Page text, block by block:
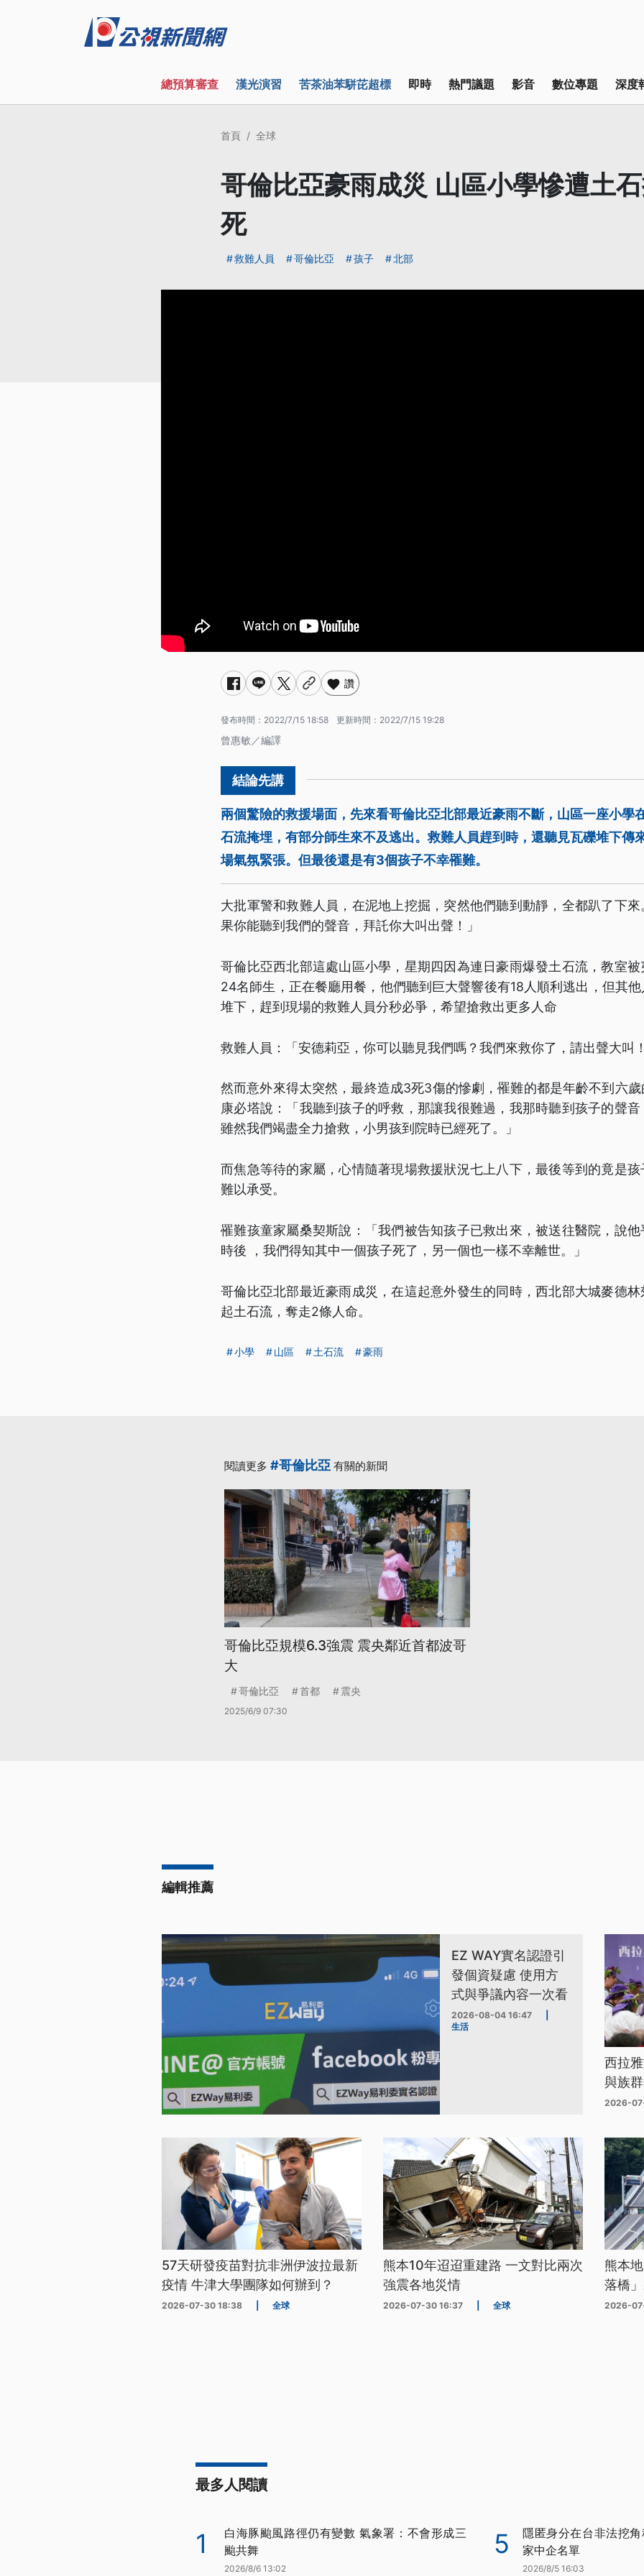
總預算審查 漢光演習 苦茶油苯駢芘超標 即時 熱門議題 影音 數位專題 深度
首頁 全球
哥倫比亞豪雨成災 山區小學慘遭土
死
救難人員 哥倫比亞 孩子 北部
讚
發布時間： 2022/7/15 18:58 更新時間： 2022/7/15 19:28
曾惠敏／編譯
兩個驚險的救援場面，先來看哥倫比亞北部最近豪雨不斷，山區一座小學
石流掩埋，有部分師生來不及逃出。救難人員趕到時，還聽見瓦礫堆下傳
場氣氛緊張。但最後還是有3個孩子不幸罹難。
大批軍警和救難人員，在泥地上挖掘，突然他們聽到動靜，全都趴了下
果你能聽到我們的聲音，拜託你大叫出聲！」
哥倫比亞西北部這處山區小學，星期四因為連日豪雨爆發土石流，教室
24名師生，正在餐廳用餐，他們聽到巨大聲響後有18人順利逃出，但其
堆下，趕到現場的救難人員分秒必爭，希望搶救出更多人命
救難人員：「安德莉亞，你可以聽見我們嗎？我們來救你了，請出聲大叫！
然而意外來得太突然，最終造成3死3傷的慘劇，罹難的都是年齡不到六
康必塔說：「我聽到孩子的呼救，那讓我很難過，我那時聽到孩子的聲音
雖然我們竭盡全力搶救，小男孩到院時已經死了。」
而焦急等待的家屬，心情隨著現場救援狀況七上八下，最後等到的竟是
難以承受。
罹難孩童家屬桑契斯說：「我們被告知孩子已救出來，被送往醫院，說
時後 ，我們得知其中一個孩子死了，另一個也一樣不幸離世。」
哥倫比亞北部最近豪雨成災，在這起意外發生的同時，西北部大城麥德
起土石流，奪走2條人命。
小學 山區 土石流 豪雨
閱讀更多 #哥倫比亞 有關的新聞
哥倫比亞規模6.3強震 震央鄰近首都波哥
大
哥倫比亞 首都 震央
2025/6/9 07:30
編輯推薦
EZ WAY實名認證引
發個資疑慮 使用方
式與爭議內容一次看
2026-08-04 16:47
生活
西拉
與族
2026-
57天研發疫苗對抗非洲伊波拉最新
疫情 牛津大學團隊如何辦到？
2026-07-30 18:38 全球
熊本10年迢迢重建路 一文對比兩次
強震各地災情
2026-07-30 16:37 全球
熊本
落橋
2026-
最多人閱讀
1
白海豚颱風路徑仍有變數 氣象署：不會形成三
颱共舞
2026/8/6 13:02
5
隱匿身分在台非法挖
家中企名單
2026/8/5 16:03